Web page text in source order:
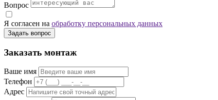
Вопрос
Я согласен на обработку персональных данных
Задать вопрос
Заказать монтаж
Ваше имя
Телефон
Адрес